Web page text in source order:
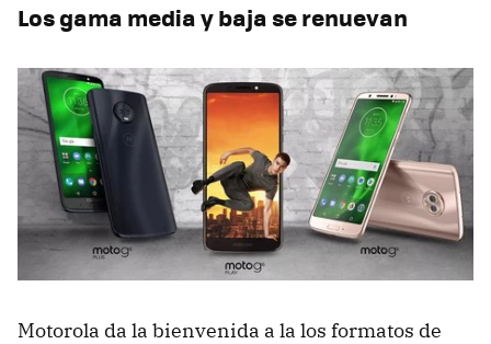
Los gama media y baja se renuevan
Motorola da la bienvenida a la los formatos de